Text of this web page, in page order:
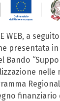
WEB, a
presentata
Bando
nelle
finanziario